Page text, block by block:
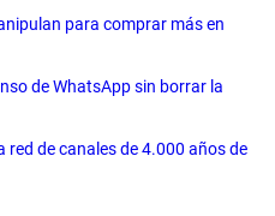
para comprar más en
de WhatsApp sin borrar la
de canales de 4.000 años de